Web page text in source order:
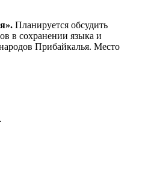
Планируется обсудить
в сохранении языка и
Прибайкалья. Место